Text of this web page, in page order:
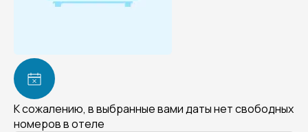
К сожалению, в выбранные вами даты нет свободных
номеров в отеле